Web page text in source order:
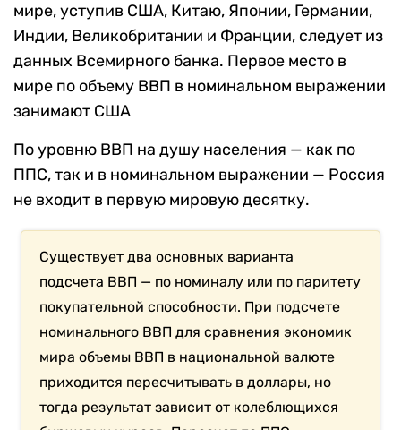
мире, уступив США, Китаю, Японии, Германии,
Индии, Великобритании и Франции, следует из
данных Всемирного банка. Первое место в
мире по объему ВВП в номинальном выражении
занимают США
По уровню ВВП на душу населения — как по
ППС, так и в номинальном выражении — Россия
не входит в первую мировую десятку.
Существует два основных варианта
подсчета ВВП — по номиналу или по паритету
покупательной способности. При подсчете
номинального ВВП для сравнения экономик
мира объемы ВВП в национальной валюте
приходится пересчитывать в доллары, но
тогда результат зависит от колеблющихся